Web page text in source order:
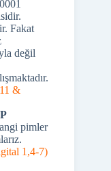
Fakat
değil
&
pimler
1,4-7)